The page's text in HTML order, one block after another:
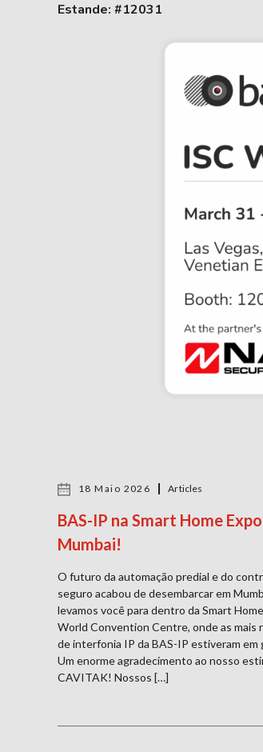
Estande: #12031
18 Maio 2026 Articles
BAS-IP na Smart Home
Mumbai!
O futuro da automação predial e do
seguro acabou de desembarcar em
levamos você para dentro da Smart
World Convention Centre, onde as mais
de interfonia IP da BAS-IP estiveram em
Um enorme agradecimento ao nosso
CAVITAK! Nossos […]